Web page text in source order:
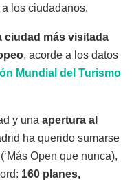
los ciudadanos.
ciudad más visitada
, acorde a los datos
Mundial del Turismo
y una apertura al
ha querido sumarse
Open que nunca),
160 planes,